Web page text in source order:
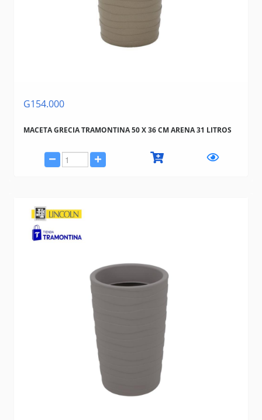
G154.000
MACETA GRECIA TRAMONTINA 50 X 36 CM ARENA 31 LITROS